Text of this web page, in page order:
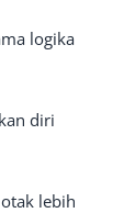
logika
diri
lebih